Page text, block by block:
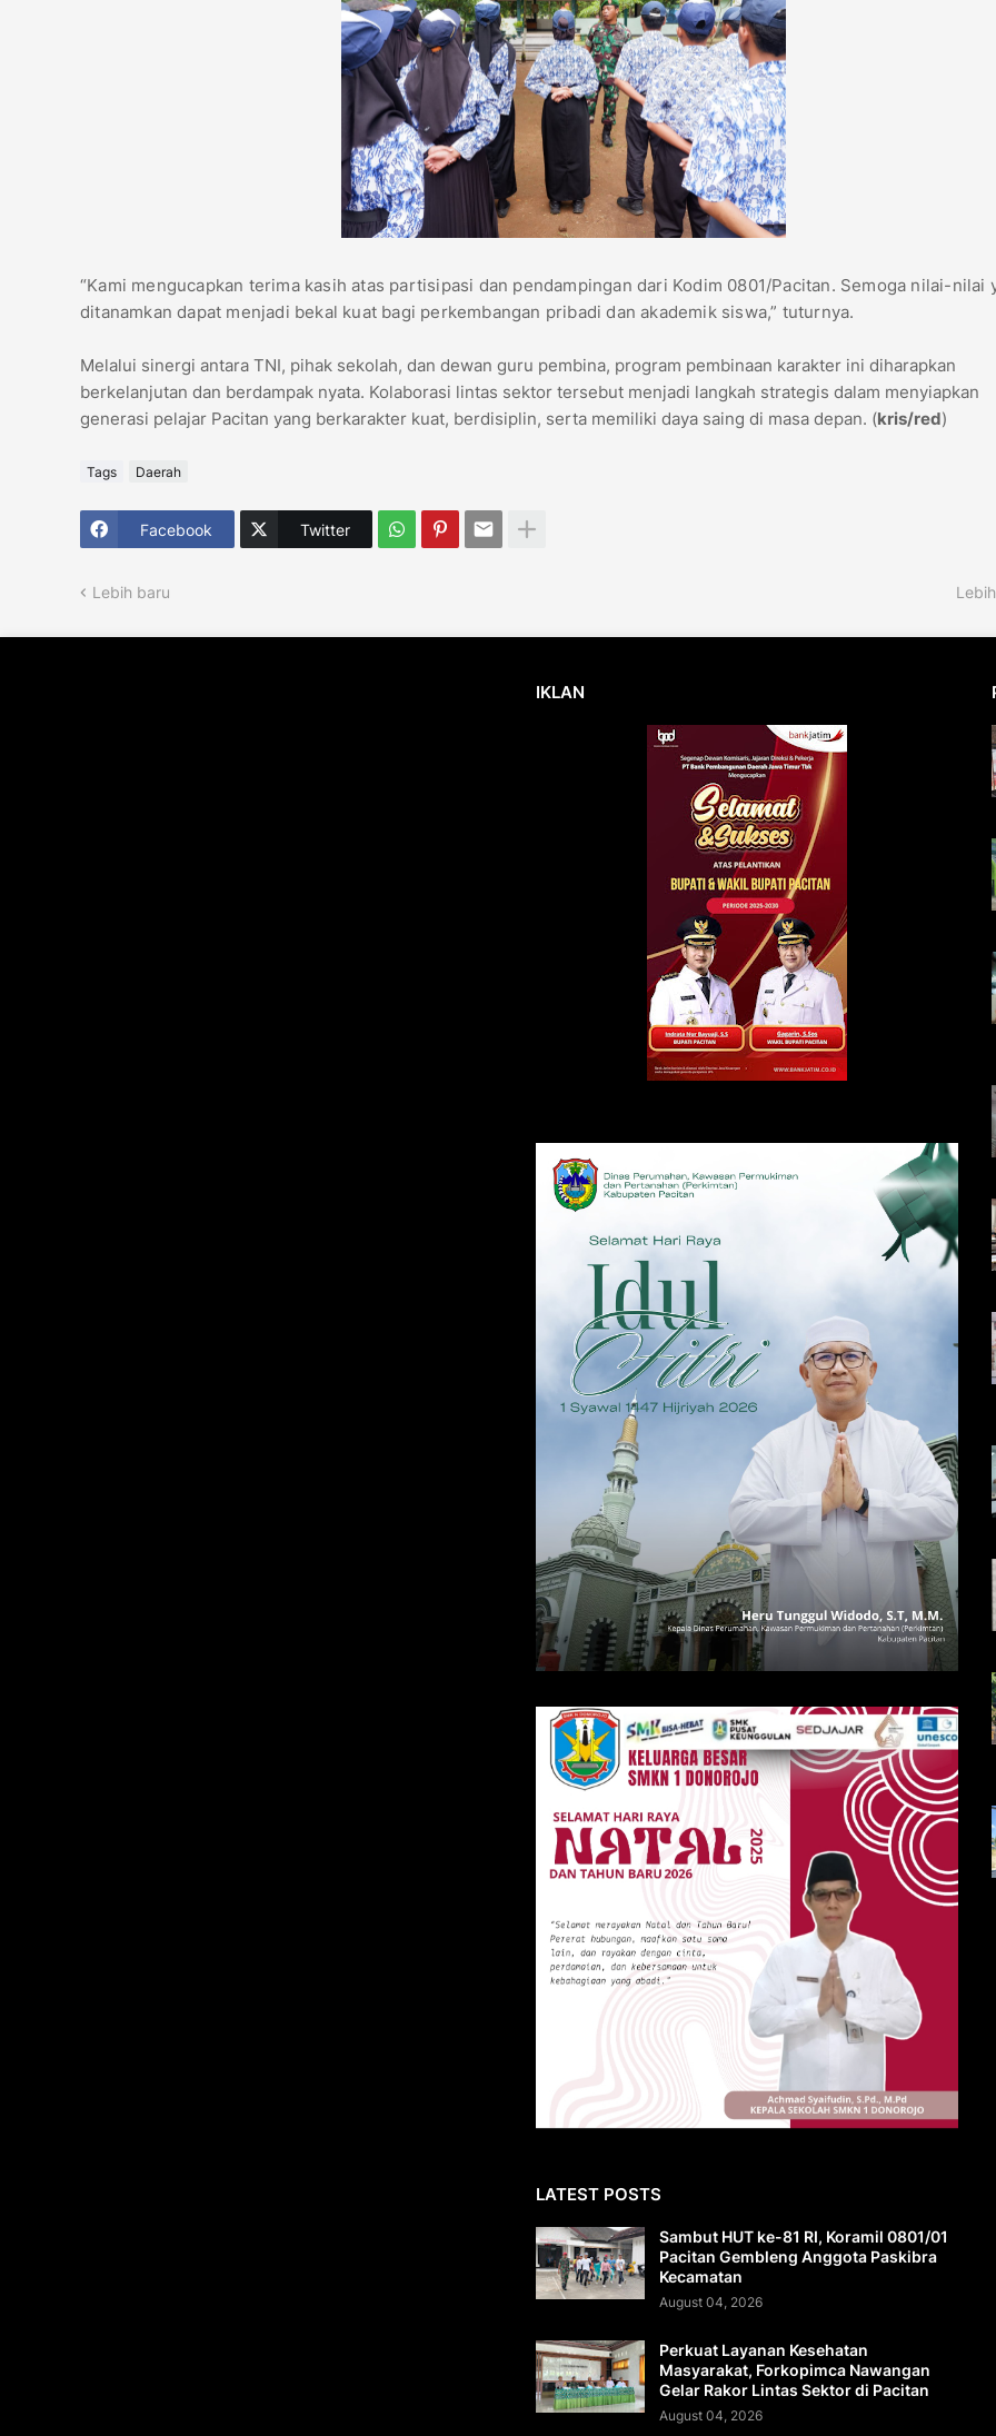
“Kami mengucapkan terima kasih atas partisipasi dan pendampingan dari Kodim 0801/Pacitan. Semoga nilai-nilai
ditanamkan dapat menjadi bekal kuat bagi perkembangan pribadi dan akademik siswa,” tuturnya.
Melalui sinergi antara TNI, pihak sekolah, dan dewan guru pembina, program pembinaan karakter ini diharapkan
berkelanjutan dan berdampak nyata. Kolaborasi lintas sektor tersebut menjadi langkah strategis dalam menyiapkan
generasi pelajar Pacitan yang berkarakter kuat, berdisiplin, serta memiliki daya saing di masa depan. (kris/red)
Tags Daerah
Facebook Twitter
Lebih baru
IKLAN
LATEST POSTS
Sambut HUT ke-81 RI, Koramil 0801/01
Pacitan Gembleng Anggota Paskibra
Kecamatan
August 04, 2026
Perkuat Layanan Kesehatan
Masyarakat, Forkopimca Nawangan
Gelar Rakor Lintas Sektor di Pacitan
August 04, 2026